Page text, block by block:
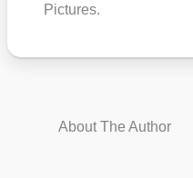
Pic­tures.
About The Author